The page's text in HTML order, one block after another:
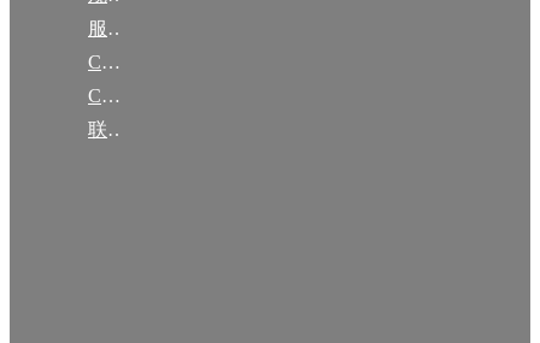
服务项目
CCF大事记
CCF创建60周年
联系我们